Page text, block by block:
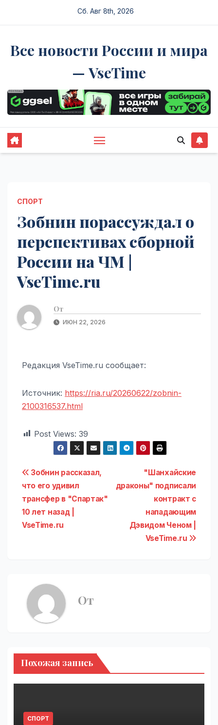
Сб. Авг 8th, 2026
Все новости России и мира
— VseTime
СПОРТ
Зобнин порассуждал о
перспективах сборной
России на ЧМ |
VseTime.ru
От
ИЮН 22, 2026
Редакция VseTime.ru сообщает:
Источник: https://ria.ru/20260622/zobnin-
2100316537.html
Post Views: 39
Навигация
по
записям
"Шанхайские
драконы" подписали
контракт с
нападающим
Дэвидом Ченом |
VseTime.ru
Зобнин рассказал,
что его удивил
трансфер в "Спартак"
10 лет назад |
VseTime.ru
От
Похожая запись
СПОРТ